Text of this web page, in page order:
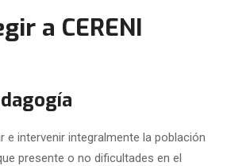
a CERENI
e intervenir integralmente la población
presente o no dificultades en el